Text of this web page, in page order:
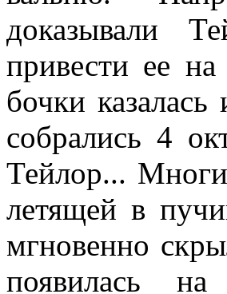
доказывали
привести ее
бочки
собрались 4
Тейлор...
летящей в
мгновенно
появилась